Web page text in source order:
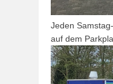
Jeden
auf dem